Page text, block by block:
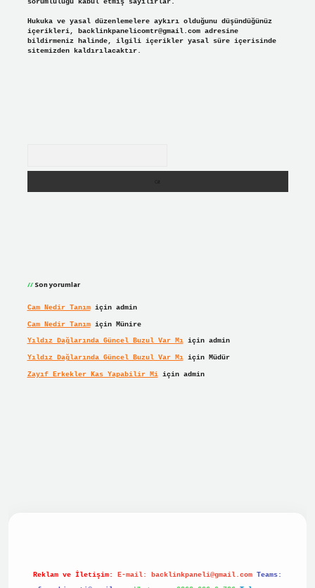
sorumluluğu kabul etmiş sayılırlar.
Hukuka ve yasal düzenlemelere aykırı olduğunu düşündüğünüz
içerikleri, backlinkpanelicomtr@gmail.comadresine
bildirmeniz halinde, ilgili içerikler yasal süre içerisinde
sitemizden kaldırılacaktır.
Son yorumlar
Cam Nedir Tanımiçin admin
Cam Nedir Tanımiçin Münire
Yıldız Dağlarında Güncel Buzul Var Mıiçin admin
Yıldız Dağlarında Güncel Buzul Var Mıiçin Müdür
Zayıf Erkekler Kas Yapabilir Miiçin admin
Reklam ve İletişim: E-mail: backlinkpaneli@gmail.com Teams: